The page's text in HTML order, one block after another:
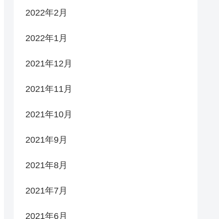
2022年2月
2022年1月
2021年12月
2021年11月
2021年10月
2021年9月
2021年8月
2021年7月
2021年6月